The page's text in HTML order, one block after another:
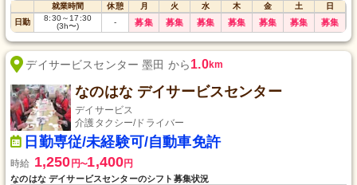
就業時間 休憩 月 火 水 木 金 土
日
日勤
8:30～17:30
(3h〜)
- 募集 募集 募集 募集 募集 募集 募集
デイサービスセンター 墨田 から1.0km
なのはな デイサービスセンター
デイサービス
介護タクシー/ドライバー
日勤専従/未経験可/自動車免許
時給 1,250 円〜1,400円
なのはな デイサービスセンターのシフト募集状況